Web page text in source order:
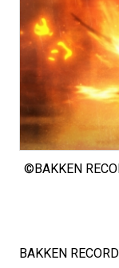
©BAKKEN
BAKKEN